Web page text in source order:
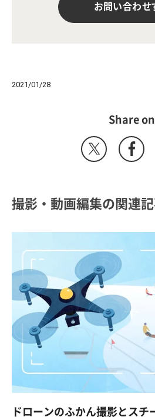
お問い合わせ
2021/01/28
Share on
撮影・動画編集の関連
ドローンのふかん撮影とスチ